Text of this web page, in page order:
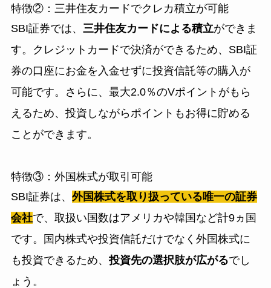
特徴②：三井住友カードでクレカ積立が可能
SBI証券では、 三井住友カードによる積立ができま
す。クレジットカードで決済ができるため、SBI証
券の口座にお金を入金せずに投資信託等の購入が
可能です。さらに、最大2.0％のVポイントがもら
えるため、投資しながらポイントもお得に貯める
ことができます。
特徴③：外国株式が取引可能
SBI証券は、 外国株式を取り扱っている唯一の証券
会社で、取扱い国数はアメリカや韓国など計9ヵ国
です。国内株式や投資信託だけでなく外国株式に
も投資できるため、投資先の選択肢が広がるでし
ょう。